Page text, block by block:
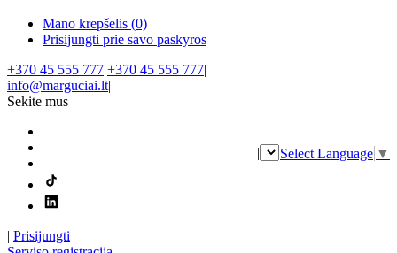
Mano krepšelis (0)
Prisijungti prie savo paskyros
+370 45 555 777 +370 45 555 777|
info@marguciai.lt|
Sekite mus
| Prisijungti
| Select Language ▼